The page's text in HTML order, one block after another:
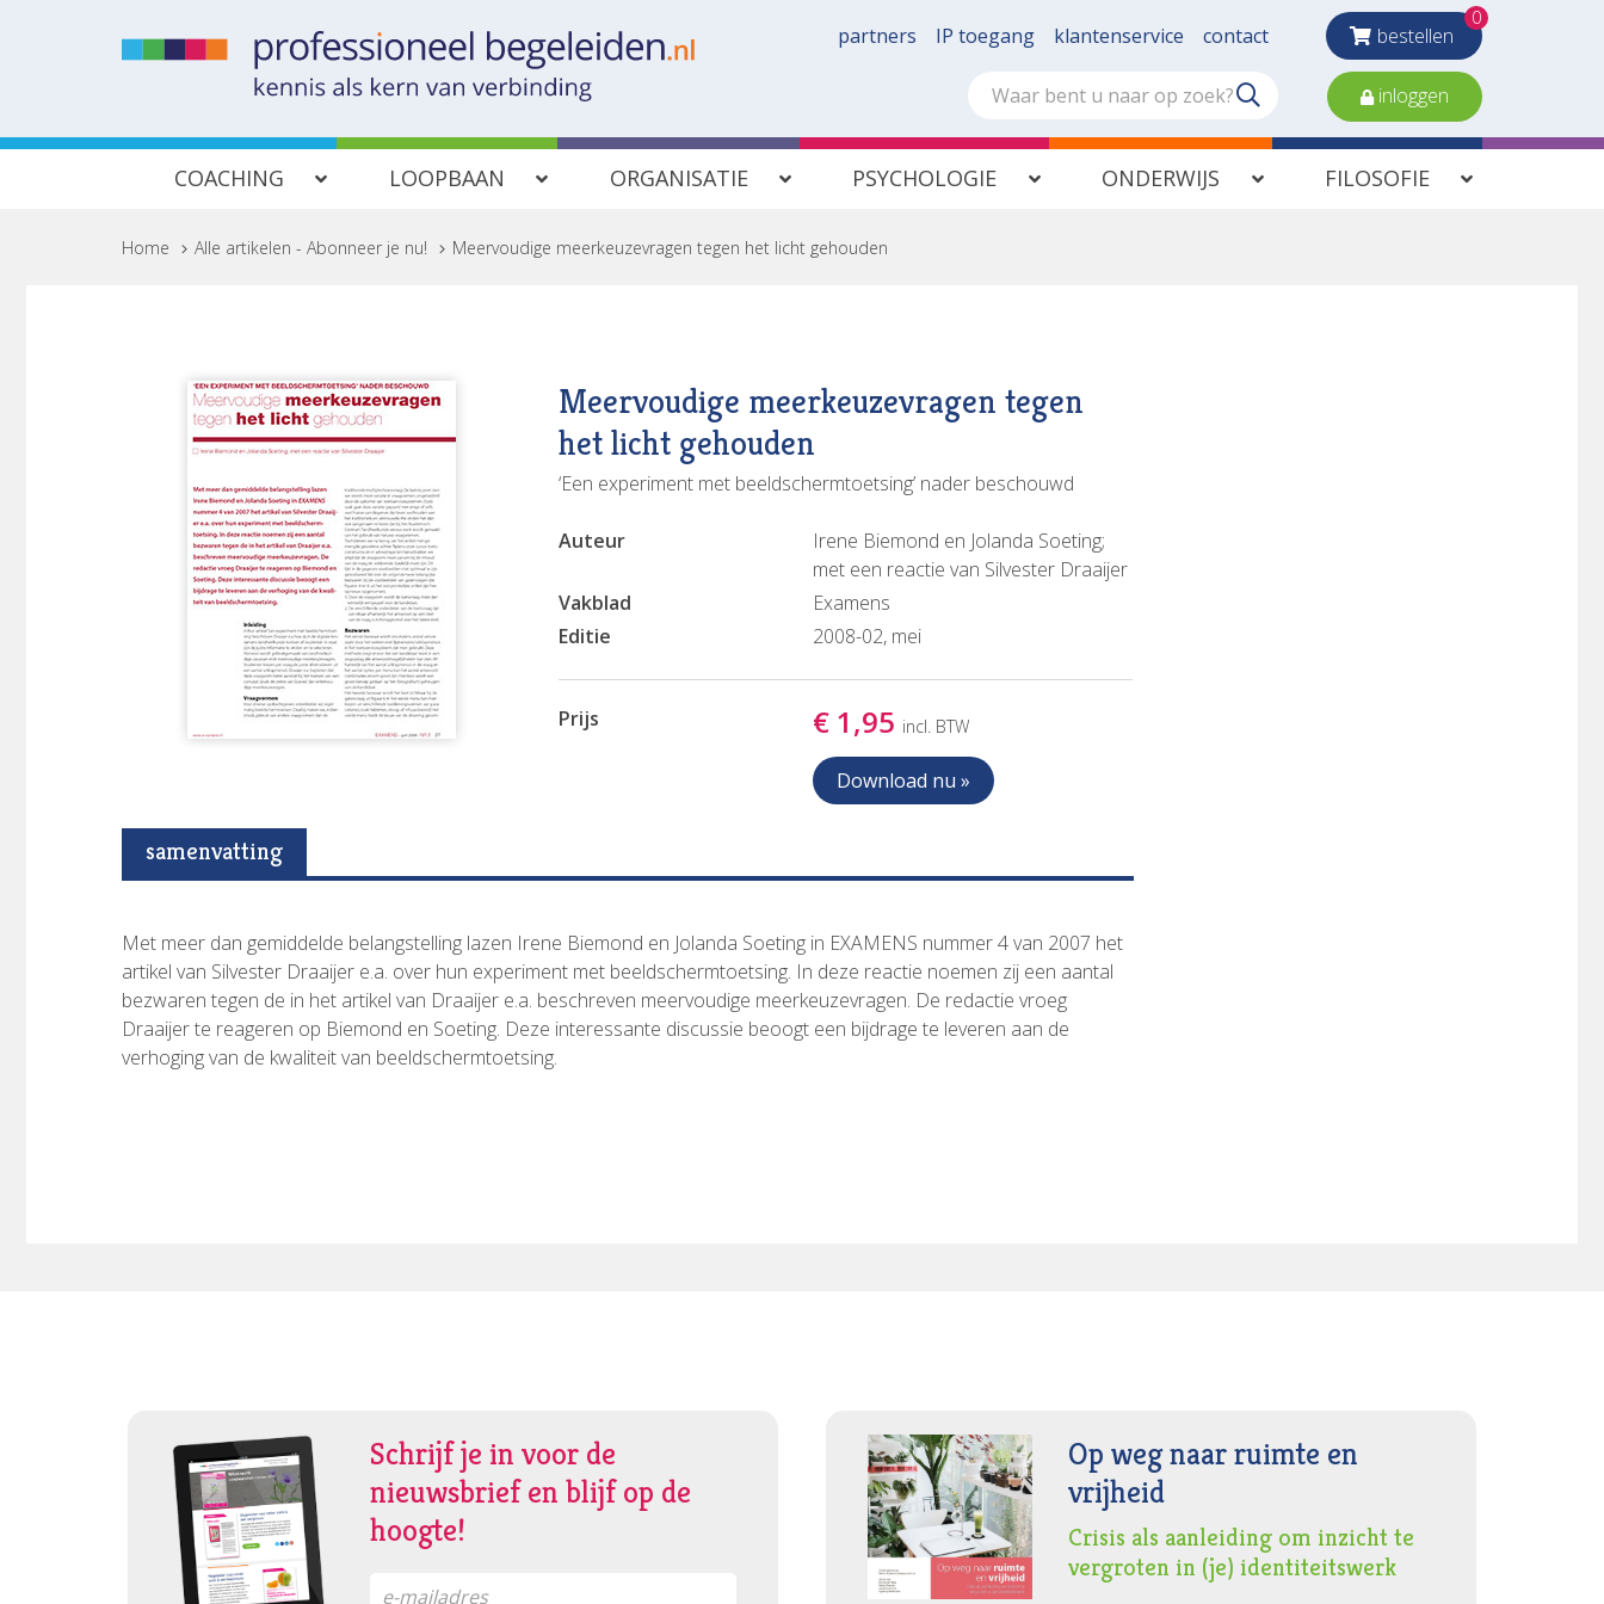
partners IP toegang klantenservice contact bestellen
0
inloggen
COACHING LOOPBAAN ORGANISATIE PSYCHOLOGIE ONDERWIJS FILOSOFIE
Home > Alle artikelen - Abonneer je nu! > Meervoudige meerkeuzevragen tegen het licht gehouden
Meervoudige meerkeuzevragen tegen
het licht gehouden
‘Een experiment met beeldschermtoetsing’ nader beschouwd
Auteur
Irene Biemond en Jolanda Soeting;
met een reactie van Silvester Draaijer
Vakblad
Examens
Editie
2008-02, mei
Prijs € 1,95 incl. BTW
Download nu »
samenvatting
Met meer dan gemiddelde belangstelling lazen Irene Biemond en Jolanda Soeting in EXAMENS nummer 4 van 2007 het
artikel van Silvester Draaijer e.a. over hun experiment met beeldschermtoetsing. In deze reactie noemen zij een aantal
bezwaren tegen de in het artikel van Draaijer e.a. beschreven meervoudige meerkeuzevragen. De redactie vroeg
Draaijer te reageren op Biemond en Soeting. Deze interessante discussie beoogt een bijdrage te leveren aan de
verhoging van de kwaliteit van beeldschermtoetsing.
Schrijf je in voor de
nieuwsbrief en blijf op de
hoogte!
Op weg naar ruimte en
vrijheid
Crisis als aanleiding om inzicht te
vergroten in (je) identiteitswerk